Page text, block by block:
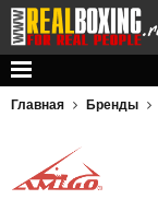
Главная Бренды